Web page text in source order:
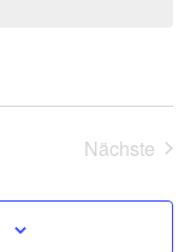
Nächste